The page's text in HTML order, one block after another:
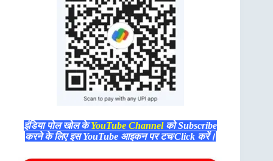
इंडिया पोल खोल केYouTube Channelको Subscribe
करने के लिए इस YouTube आइकन पर टच/Click करें।